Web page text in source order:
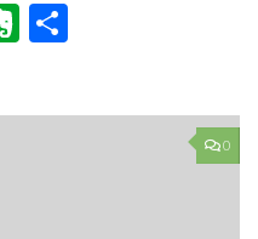
Evernote
0